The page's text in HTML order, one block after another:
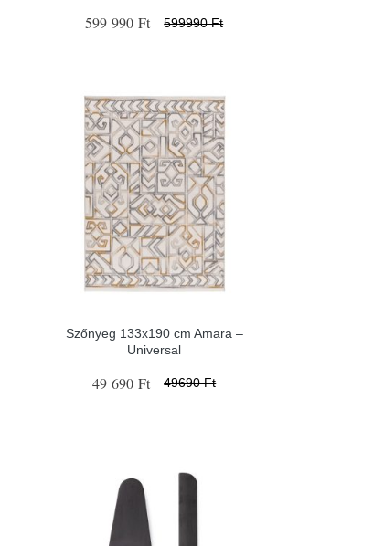
599 990 Ft 599990 Ft
Szőnyeg 133x190 cm Amara –
Universal
49 690 Ft 49690 Ft